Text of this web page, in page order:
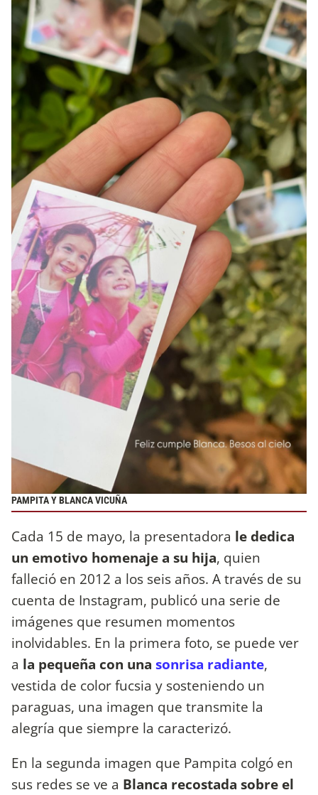
PAMPITA Y BLANCA VICUÑA
Cada 15 de mayo, la presentadora le dedica
un emotivo homenaje a su hija, quien
falleció en 2012 a los seis años. A través de su
cuenta de Instagram, publicó una serie de
imágenes que resumen momentos
inolvidables. En la primera foto, se puede ver
a la pequeña con una sonrisa radiante,
vestida de color fucsia y sosteniendo un
paraguas, una imagen que transmite la
alegría que siempre la caracterizó.
En la segunda imagen que Pampita colgó en
sus redes se ve a Blanca recostada sobre el